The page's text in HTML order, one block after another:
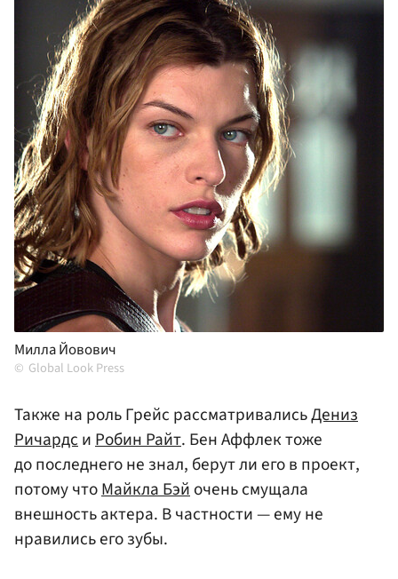
Милла Йовович
Global Look Press
Также на роль Грейс рассматривалисьДениз
РичардсиРобин Райт. Бен Аффлек тоже
до последнего не знал, берут ли его в проект,
потому чтоМайкла Бэйочень смущала
внешность актера. В частности — ему не
нравились его зубы.